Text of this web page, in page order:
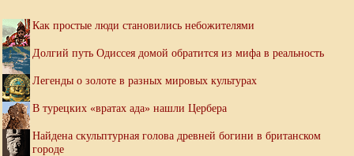
Как простые люди становились небожителями
Долгий путь Одиссея домой обратится из мифа в реальность
Легенды о золоте в разных мировых культурах
В турецких «вратах ада» нашли Цербера
Найдена скульптурная голова древней богини в британском
городе